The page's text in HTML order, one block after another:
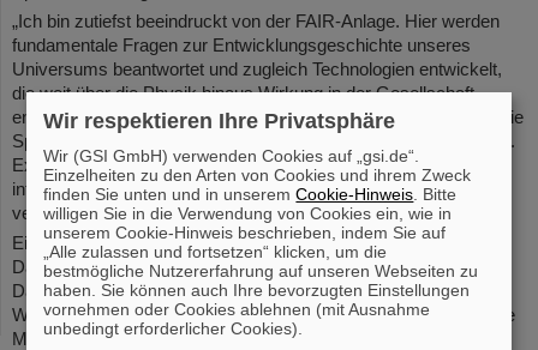
„Ich bin zutiefst beeindruckt von der FAIR-Anlage. Hier werden
fundamentale Fragen zur Entwicklungsgeschichte unseres
Universums beantwortet und zugleich Technologien entwickelt,
die weit über die Physik hinaus Wirkung in der Gesellschaft
entfalten. Helmholtz lebt von der Stärke seiner Gemeinschaft: Die
Spitzenforschung bei GSI und FAIR ist ein ideales Beispiel dafür.
Exzellente Wissenschaft, hochmoderne Infrastrukturen und
internationale Teams über die Helmholtz-Zentren hinweg zu
vernetzen, ist der Schlüssel für die Zukunft“, sagte Keller.
Ein Abstecher in das SCIENCE POP-UP von GSI/FAIR in der
Darmstädter Innenstadt rundete Martin Kellers Besuch in
Darmstadt ab. Er erkundete den interaktiven Mitmachraum, der
Wissenschaftsinteressierten aller Altersgruppen eine einzigartige
Möglichkeit bietet, die GSI/FAIR-Forschung hautnah erlebbar zu
Wir respektieren Ihre Privatsphäre
Wir (GSI GmbH) verwenden Cookies auf „gsi.de“.
Einzelheiten zu den Arten von Cookies und ihrem Zweck
finden Sie unten und in unseremCookie-Hinweis . Bitte
willigen Sie in die Verwendung von Cookies ein, wie in
unserem Cookie-Hinweis beschrieben, indem Sie auf
„Alle zulassen und fortsetzen“ klicken, um die
bestmögliche Nutzererfahrung auf unseren Webseiten zu
haben. Sie können auch Ihre bevorzugten Einstellungen
vornehmen oder Cookies ablehnen (mit Ausnahme
unbedingt erforderlicher Cookies).